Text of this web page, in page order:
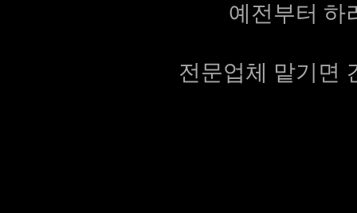
예전부터 하
전문업체 맡기면